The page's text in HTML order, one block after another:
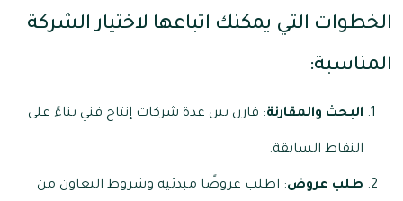
الخطوات التي يمكنك اتباعها لاختيار الشركة
المناسبة:
البحث والمقارنة: قارن بين عدة شركات إنتاج فني بناءً على
النقاط السابقة.
طلب عروض: اطلب عروضًا مبدئية وشروط التعاون من